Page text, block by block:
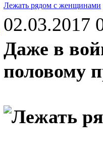
Лежать рядом с женщинами
02.03.2017
Даже в
половому